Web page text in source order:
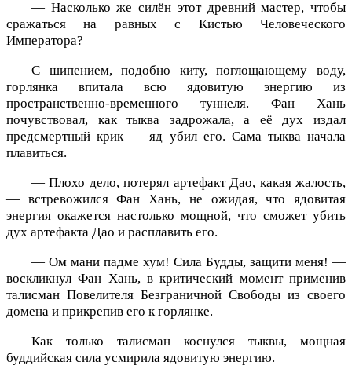
— Насколько же силён этот древний мастер, чтобы
сражаться на равных с Кистью Человеческого
Императора?
С шипением, подобно киту, поглощающему воду,
горлянка впитала всю ядовитую энергию из
пространственно-временного туннеля. Фан Хань
почувствовал, как тыква задрожала, а её дух издал
предсмертный крик — яд убил его. Сама тыква начала
плавиться.
— Плохо дело, потерял артефакт Дао, какая жалость,
— встревожился Фан Хань, не ожидая, что ядовитая
энергия окажется настолько мощной, что сможет убить
дух артефакта Дао и расплавить его.
— Ом мани падме хум! Сила Будды, защити меня! —
воскликнул Фан Хань, в критический момент применив
талисман Повелителя Безграничной Свободы из своего
домена и прикрепив его к горлянке.
Как только талисман коснулся тыквы, мощная
буддийская сила усмирила ядовитую энергию.